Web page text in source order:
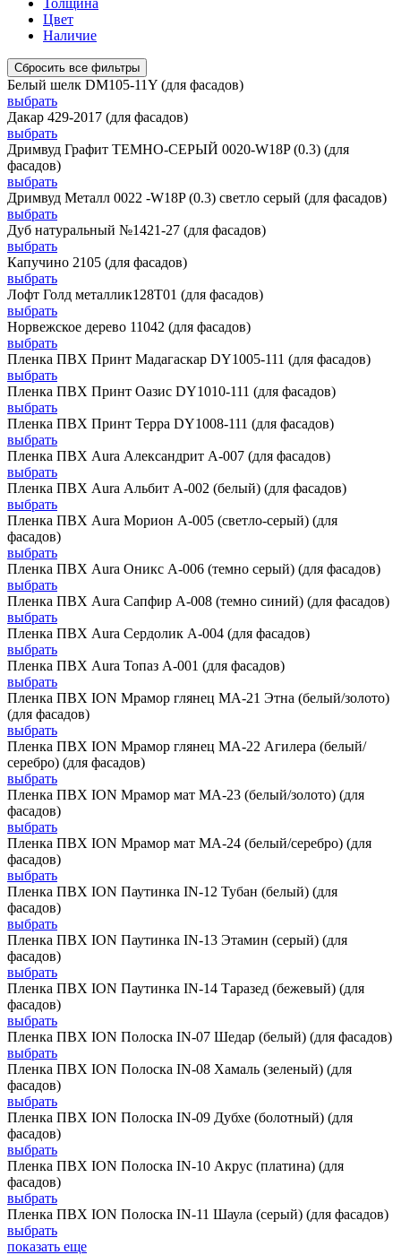
Толщина
Цвет
Наличие
Сбросить все фильтры
Белый шелк DM105-11Y (для фасадов)
выбрать
Дакар 429-2017 (для фасадов)
выбрать
Дримвуд Графит ТЕМНО-СЕРЫЙ 0020-W18P (0.3) (для
фасадов)
выбрать
Дримвуд Металл 0022 -W18P (0.3) светло серый (для фасадов)
выбрать
Дуб натуральный №1421-27 (для фасадов)
выбрать
Капучино 2105 (для фасадов)
выбрать
Лофт Голд металлик128Т01 (для фасадов)
выбрать
Норвежское дерево 11042 (для фасадов)
выбрать
Пленка ПВХ Принт Мадагаскар DY1005-111 (для фасадов)
выбрать
Пленка ПВХ Принт Оазис DY1010-111 (для фасадов)
выбрать
Пленка ПВХ Принт Терра DY1008-111 (для фасадов)
выбрать
Пленка ПВХ Aura Александрит А-007 (для фасадов)
выбрать
Пленка ПВХ Aura Альбит А-002 (белый) (для фасадов)
выбрать
Пленка ПВХ Aura Морион А-005 (светло-серый) (для
фасадов)
выбрать
Пленка ПВХ Aura Оникс А-006 (темно серый) (для фасадов)
выбрать
Пленка ПВХ Aura Сапфир А-008 (темно синий) (для фасадов)
выбрать
Пленка ПВХ Aura Сердолик А-004 (для фасадов)
выбрать
Пленка ПВХ Aura Топаз А-001 (для фасадов)
выбрать
Пленка ПВХ ION Мрамор глянец MA-21 Этна (белый/золото)
(для фасадов)
выбрать
Пленка ПВХ ION Мрамор глянец MA-22 Агилера (белый/
серебро) (для фасадов)
выбрать
Пленка ПВХ ION Мрамор мат MA-23 (белый/золото) (для
фасадов)
выбрать
Пленка ПВХ ION Мрамор мат MA-24 (белый/серебро) (для
фасадов)
выбрать
Пленка ПВХ ION Паутинка IN-12 Тубан (белый) (для
фасадов)
выбрать
Пленка ПВХ ION Паутинка IN-13 Этамин (серый) (для
фасадов)
выбрать
Пленка ПВХ ION Паутинка IN-14 Таразед (бежевый) (для
фасадов)
выбрать
Пленка ПВХ ION Полоска IN-07 Шедар (белый) (для фасадов)
выбрать
Пленка ПВХ ION Полоска IN-08 Хамаль (зеленый) (для
фасадов)
выбрать
Пленка ПВХ ION Полоска IN-09 Дубхе (болотный) (для
фасадов)
выбрать
Пленка ПВХ ION Полоска IN-10 Акрус (платина) (для
фасадов)
выбрать
Пленка ПВХ ION Полоска IN-11 Шаула (серый) (для фасадов)
выбрать
показать еще